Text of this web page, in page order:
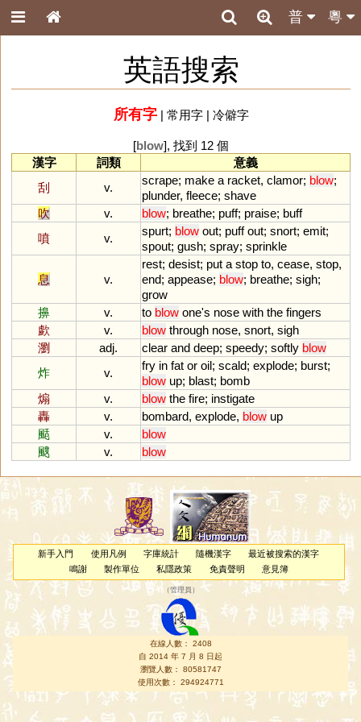
粵
普
英語搜索
所有字| 常用字| 冷僻字
[blow], 找到 12 個
漢字
詞類
意義
刮
v.
scrape; make a racket, clamor; blow;
plunder, fleece; shave
吹
v. blow; breathe; puff; praise; buff
噴
v.
spurt; blow out; puff out; snort; emit;
spout; gush; spray; sprinkle
息 v.
rest; desist; put a stop to, cease, stop,
end; appease; blow; breathe; sigh;
grow
擤
v. to blow one's nose with the fingers
歔
v. blow through nose, snort, sigh
瀏
adj. clear and deep; speedy; softly blow
炸
v.
fry in fat or oil; scald; explode; burst;
blow up; blast; bomb
煽
v. blow the fire; instigate
轟
v. bombard, explode, blow up
颳
v.
blow
颼
v. blow
新手入門 使用凡例 字庫統計 隨機漢字
最近被搜索的漢字
鳴謝
製作單位 私隱政策 免責聲明 意見簿
（管理員 ）
在線人數： 2408
自 2014 年 7 月 8 日起
瀏覽人數： 80581747
使用次數： 294924771